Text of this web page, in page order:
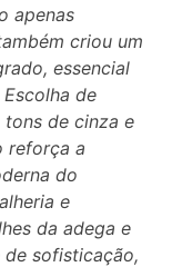
apenas
criou um
essencial
de
de cinza e
reforça a
do
e
da adega e
sofisticação,